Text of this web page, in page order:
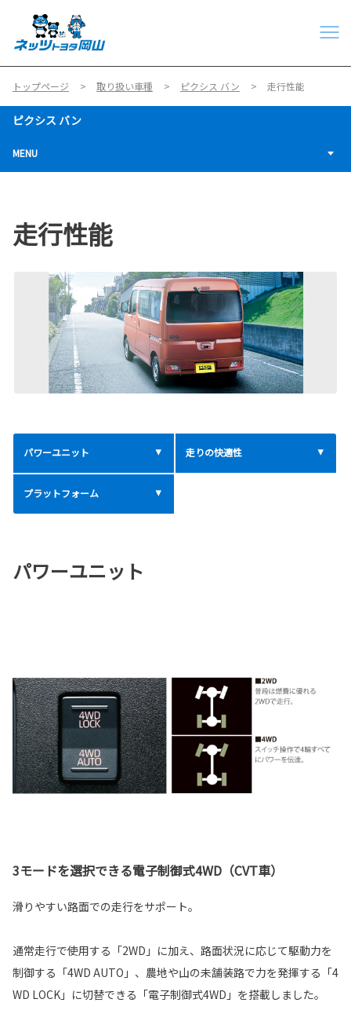
トップページ 取り扱い車種 ピクシス バン 走行性能
ピクシス バン
MENU
走行性能
パワーユニット 走りの快適性
プラットフォーム
パワーユニット
3モードを選択できる電子制御式4WD（CVT車）
滑りやすい路面での走行をサポート。
通常走行で使用する「2WD」に加え、路面状況に応じて駆動力を
制御する「4WD AUTO」、農地や山の未舗装路で力を発揮する「4
WD LOCK」に切替できる「電子制御式4WD」を搭載しました。